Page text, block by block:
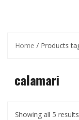
Home / Products
calamari
Showing all 5 results